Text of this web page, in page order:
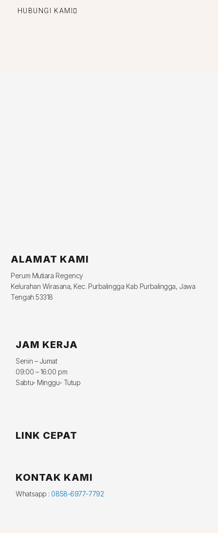
HUBUNGI KAMI
ALAMAT KAMI
Perum Mutiara Regency
Kelurahan Wirasana, Kec. Purbalingga Kab Purbalingga, Jawa
Tengah 53318
JAM KERJA
Senin – Jumat
09:00 – 16:00 pm
Sabtu- Minggu- Tutup
LINK CEPAT
KONTAK KAMI
Whatsapp : 0858-6977-7792